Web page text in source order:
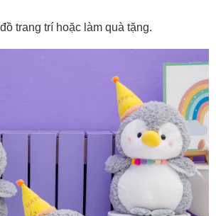
trang trí hoặc làm quà tặng.